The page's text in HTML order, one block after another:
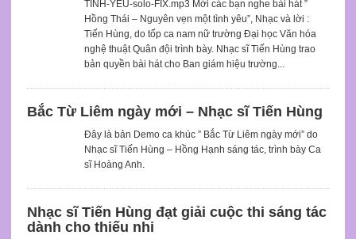
TINH-YEU-solo-FIX.mp3 Mời các bạn nghe bài hát ”
Hồng Thái – Nguyên vẹn một tình yêu”, Nhạc và lời :
Tiến Hùng, do tốp ca nam nữ trường Đại học Văn hóa
nghệ thuật Quân đội trình bày. Nhạc sĩ Tiến Hùng trao
bản quyền bài hát cho Ban giám hiệu trường...
Bắc Từ Liêm ngày mới – Nhạc sĩ Tiến Hùng
Đây là bản Demo ca khúc ” Bắc Từ Liêm ngày mới” do
Nhạc sĩ Tiến Hùng – Hồng Hạnh sáng tác, trình bày Ca
sĩ Hoàng Anh.
Nhạc sĩ Tiến Hùng đạt giải cuộc thi sáng tác
dành cho thiếu nhi